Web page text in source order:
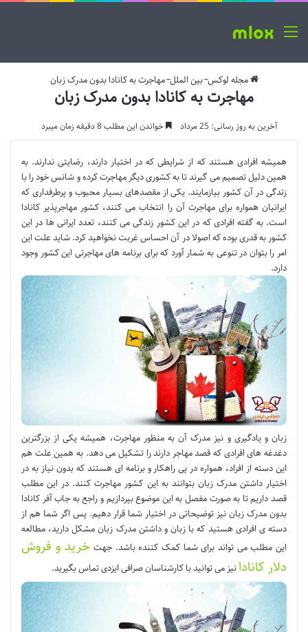
منو
مجله لوکس~بین الملل~مهاجرت به کانادا بدون مدرک زبان
مهاجرت به کانادا بدون مدرک زبان
آخرین به روز رسانی: 25 مرداد خواندن این مطلب 8 دقیقه زمان میبرد
همیشه افرادی هستند که از شرایطی که در اختیار دارند، رضایتی ندارند. به
همین دلیل تصمیم می گیرند تا به کشوری دیگر مهاجرت کرده و شانس خود را با
زندگی در آن کشور بیازمایند. یکی از مقصدهای بسیار محبوب و پرطرفداری که
ایرانیان همواره برای مهاجرت آن را انتخاب می کنند، کشور مهاجرپذیر کانادا
است. به گفته افرادی که در این کشور زندگی می کنند، تعدد ایرانی ها در این
کشور به قدری بوده که اصولا در آن احساس غربت نخواهید کرد. شاید علت این
امر را بتوان در تنوعی به شمار آورد که برای برنامه های مهاجرتی این کشور وجود
دارد.
زبان و یادگیری و نیز مدرک آن به منظور مهاجرت، همیشه یکی از بزرگترین
دغدغه های افرادی که قصد مهاجر دارند را تشکیل می دهد. به همین علت هم
این دسته از افراد، همواره در پی راهکار و برنامه ای هستند که بدون نیاز به در
اختیار داشتن مدرک زبان بتوانند به این کشور مهاجرت کنند. در این مطلب
قصد داریم تا به صورت مفصل به این موضوع بپردازیم و راجع به جاب آفر کانادا
بدون مدرک زبان نیز توضیحاتی در اختیار شما قرار دهیم. پس اگر شما هم از
دسته ی افرادی هستید که با زبان و داشتن مدرک زبان مشکل دارید، مطالعه
این مطلب می تواند برای شما کمک کننده باشد. جهت خرید و فروش
دلار کانادا نیز می توانید با کارشناسان صرافی ایزدی تماس بگیرید.